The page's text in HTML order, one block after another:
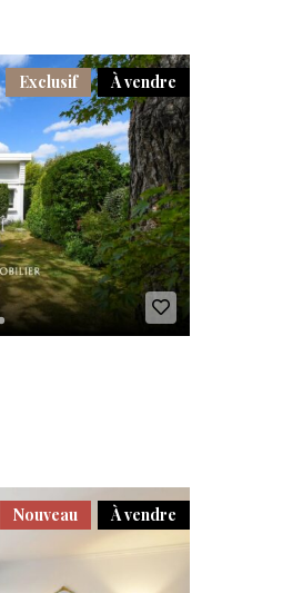
À vendre
Exclusif
À vendre
Nouveau